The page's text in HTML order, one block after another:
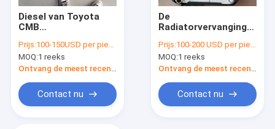
Diesel van Toyota
CMB
Twee de Kunststof
van het
Rijenaluminium
Prijs:100-150USD per piece
MOQ:1 reeks
Contact nu
De
Radiatorvervanging
Hangzhou30hb
Vorkheftruck, 2 Rijen
Mechanische
Prijs:100-200 USD per piece
MOQ:1 reeks
Contact nu